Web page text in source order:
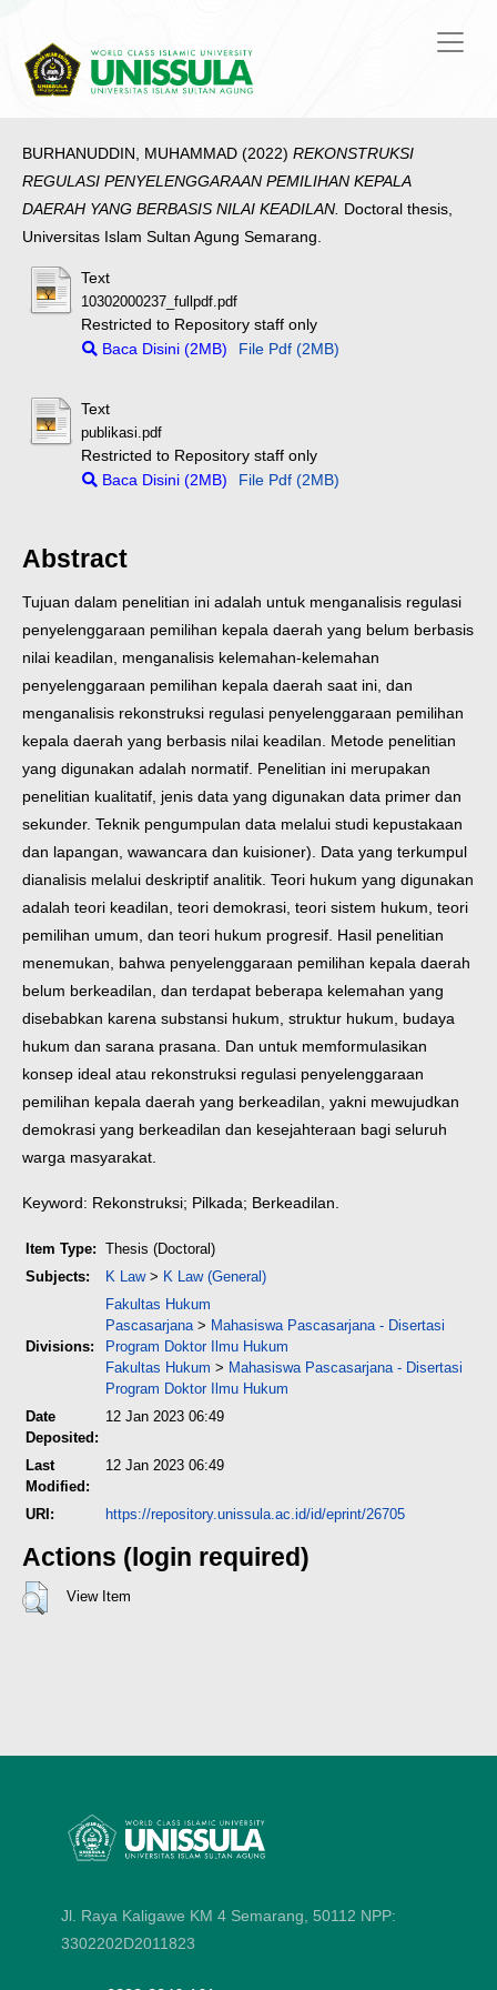
BURHANUDDIN, MUHAMMAD (2022) REKONSTRUKSI
REGULASI PENYELENGGARAAN PEMILIHAN KEPALA
DAERAH YANG BERBASIS NILAI KEADILAN. Doctoral thesis,
Universitas Islam Sultan Agung Semarang.
Text
10302000237_fullpdf.pdf
Restricted to Repository staff only
Baca Disini (2MB)
File Pdf (2MB)
Text
publikasi.pdf
Restricted to Repository staff only
Baca Disini (2MB)
File Pdf (2MB)
Abstract
Tujuan dalam penelitian ini adalah untuk menganalisis regulasi
penyelenggaraan pemilihan kepala daerah yang belum berbasis
nilai keadilan, menganalisis kelemahan-kelemahan
penyelenggaraan pemilihan kepala daerah saat ini, dan
menganalisis rekonstruksi regulasi penyelenggaraan pemilihan
kepala daerah yang berbasis nilai keadilan. Metode penelitian
yang digunakan adalah normatif. Penelitian ini merupakan
penelitian kualitatif, jenis data yang digunakan data primer dan
sekunder. Teknik pengumpulan data melalui studi kepustakaan
dan lapangan, wawancara dan kuisioner). Data yang terkumpul
dianalisis melalui deskriptif analitik. Teori hukum yang digunakan
adalah teori keadilan, teori demokrasi, teori sistem hukum, teori
pemilihan umum, dan teori hukum progresif. Hasil penelitian
menemukan, bahwa penyelenggaraan pemilihan kepala daerah
belum berkeadilan, dan terdapat beberapa kelemahan yang
disebabkan karena substansi hukum, struktur hukum, budaya
hukum dan sarana prasana. Dan untuk memformulasikan
konsep ideal atau rekonstruksi regulasi penyelenggaraan
pemilihan kepala daerah yang berkeadilan, yakni mewujudkan
demokrasi yang berkeadilan dan kesejahteraan bagi seluruh
warga masyarakat.
Keyword: Rekonstruksi; Pilkada; Berkeadilan.
Item Type: Thesis (Doctoral)
Subjects:
K Law> K Law (General)
Divisions:
Fakultas Hukum
Pascasarjana> Mahasiswa Pascasarjana - Disertasi
Program Doktor Ilmu Hukum
Fakultas Hukum > Mahasiswa Pascasarjana - Disertasi
Program Doktor Ilmu Hukum
Date
Deposited:
12 Jan 2023 06:49
Last
Modified:
12 Jan 2023 06:49
URI: https://repository.unissula.ac.id/id/eprint/26705
Actions (login required)
View Item
Jl. Raya Kaligawe KM 4 Semarang, 50112 NPP:
3302202D2011823